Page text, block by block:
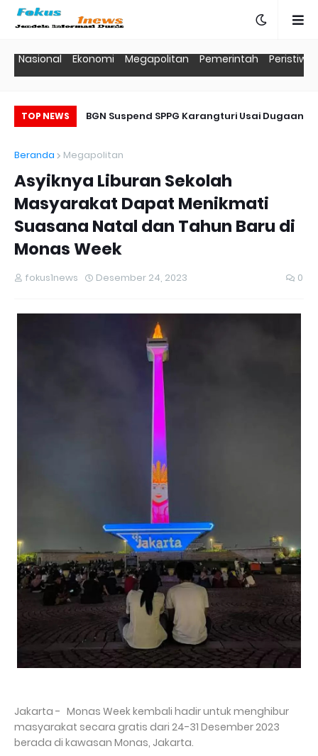
Nasional Ekonomi Megapolitan Pemerintah Peristiwa
TOP NEWS
BGN Suspend SPPG Karangturi Usai Dugaan
Keluarkan
Beranda
Megapolitan
Asyiknya Liburan Sekolah
Masyarakat Dapat Menikmati
Suasana Natal dan Tahun Baru di
Monas Week
fokus1news Desember 24, 2023 0
Jakarta - Monas Week kembali hadir untuk menghibur
masyarakat secara gratis dari 24-31 Desember 2023
berada di kawasan Monas, Jakarta.